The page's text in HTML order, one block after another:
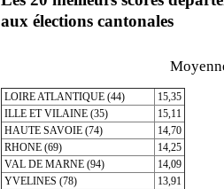
aux élections cantonales
LOIRE ATLANTIQUE (44)
15,35
ILLE ET VILAINE (35)
15,11
HAUTE SAVOIE (74)
14,70
RHONE (69)
14,25
VAL DE MARNE (94)
14,09
YVELINES (78)
13,91